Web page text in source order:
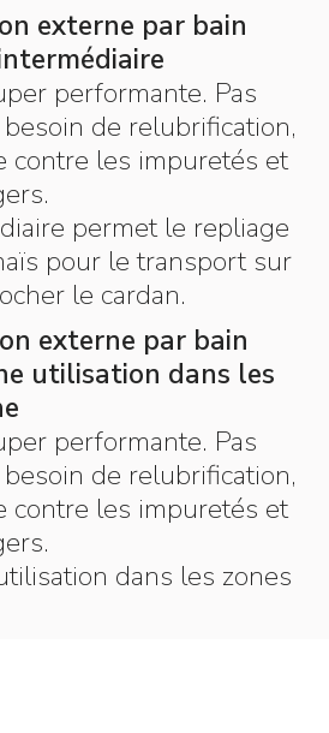
externe par bain
performante. Pas
de relubrification,
contre les impuretés et
permet le repliage
pour le transport sur
le cardan.
externe par bain
utilisation dans les
performante. Pas
de relubrification,
contre les impuretés et
dans les zones